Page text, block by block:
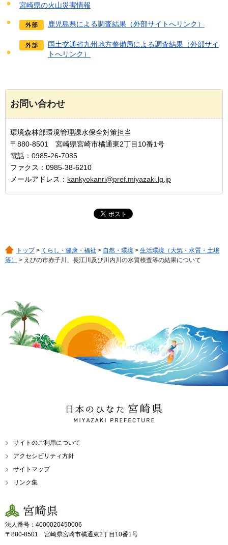
宮崎県の火山災害情報
鹿児島県による調査結果（外部サイトへリンク）
国土交通省九州地方整備局による調査結果（外部サイ
トへリンク）
お問い合わせ
環境森林部環境管理課水保全対策担当
〒880-8501 宮崎県宮崎市橘通東2丁目10番1号
電話： 0985-26-7085
ファクス：0985-38-6210
メールアドレス： kankyokanri@pref.miyazaki.lg.jp
トップ> くらし・健康・福祉 > 自然・環境 > 生活環境（大気・水質・土壌
等）
> えびの市赤子川、長江川及び川内川の水質検査等の結果について
日本のひなた 宮崎県
MIYAZAKI PREFECTURE
サイトのご利用について
アクセシビリティ方針
サイトマップ
リンク集
宮崎県
法人番号：4000020450006
〒880-8501 宮崎県宮崎市橘通東2丁目10番1号